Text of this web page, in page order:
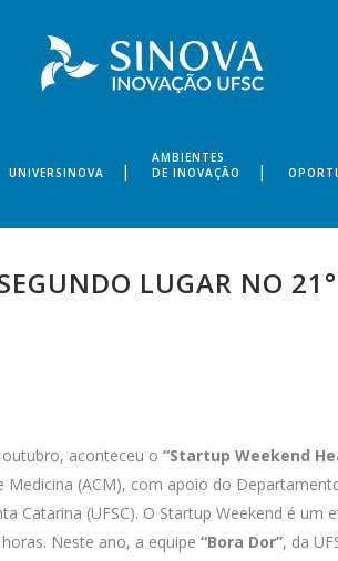
UNIVERSINOVA
AMBIENTES
DE INOVAÇÃO
LUGAR NO
aconteceu o “Startup Weekend
Medicina (ACM), com apoio do
Catarina (UFSC). O Startup Weekend é
Neste ano, a equipe “Bora Dor”, da